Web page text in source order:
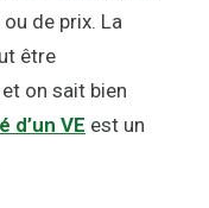
de prix. La
être
on sait bien
d’un VE est un